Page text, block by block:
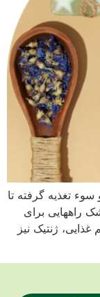
تغذیه گرفته تا
راههایی برای
ژنتیک نیز